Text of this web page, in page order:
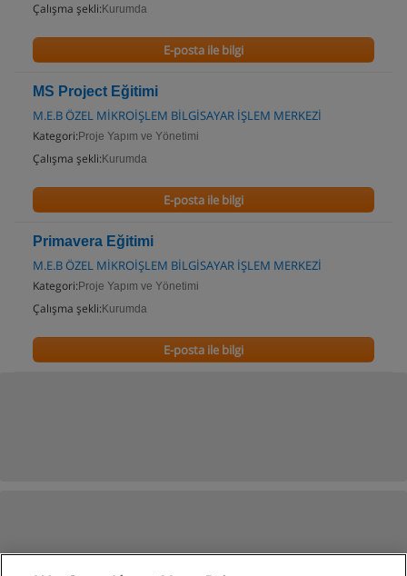
Çalışma şekli: Kurumda
E-posta ile bilgi
MS Project Eğitimi
M.E.B ÖZEL MİKROİŞLEM BİLGİSAYAR İŞLEM MERKEZİ
Kategori: Proje Yapım ve Yönetimi
Çalışma şekli: Kurumda
E-posta ile bilgi
Primavera Eğitimi
M.E.B ÖZEL MİKROİŞLEM BİLGİSAYAR İŞLEM MERKEZİ
Kategori: Proje Yapım ve Yönetimi
Çalışma şekli: Kurumda
E-posta ile bilgi